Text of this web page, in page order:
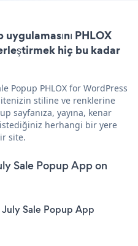
PHLOX
hiç bu kadar
Popup PHLOX for WordPress
stiline ve renklerine
sayfanıza, yayına, kenar
herhangi bir yere
site.
Sale Popup App on
Sale Popup App